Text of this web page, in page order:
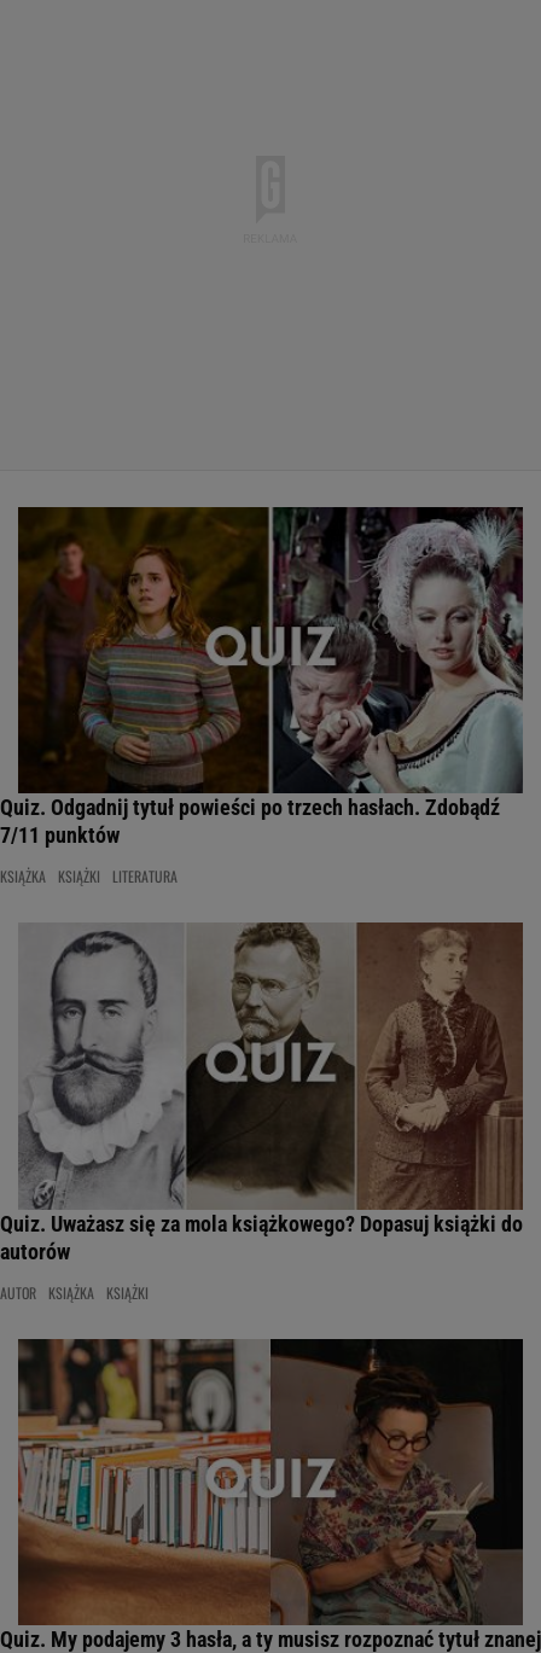
Quiz. Odgadnij tytuł powieści po trzech hasłach. Zdobądź
7/11 punktów
KSIĄŻKA KSIĄŻKI LITERATURA
Quiz. Uważasz się za mola książkowego? Dopasuj książki do
autorów
AUTOR KSIĄŻKA KSIĄŻKI
Quiz. My podajemy 3 hasła, a ty musisz rozpoznać tytuł znanej